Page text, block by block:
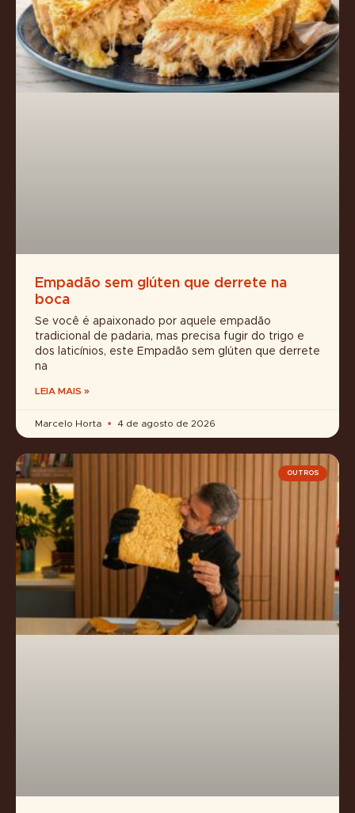
Empadão sem glúten que derrete na
boca
Se você é apaixonado por aquele empadão
tradicional de padaria, mas precisa fugir do trigo e
dos laticínios, este Empadão sem glúten que derrete
na
LEIA MAIS »
Marcelo Horta 4 de agosto de 2026
OUTROS